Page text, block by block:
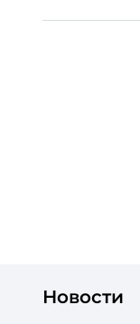
Овчинникова.
Новости